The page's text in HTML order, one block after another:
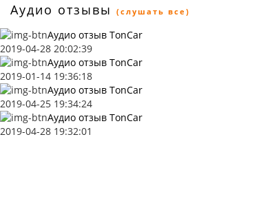
Аудио отзывы (слушать все)
Аудио отзыв TonCar
2019-04-28 20:02:39
Аудио отзыв TonCar
2019-01-14 19:36:18
Аудио отзыв TonCar
2019-04-25 19:34:24
Аудио отзыв TonCar
2019-04-28 19:32:01